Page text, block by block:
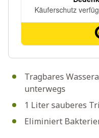
Tragbares
unterwegs
1 Liter sauberes
Eliminiert